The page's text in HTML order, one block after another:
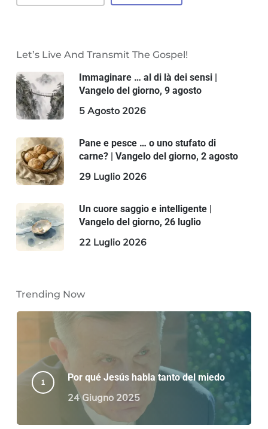
Let’s Live And Transmit The Gospel!
Immaginare … al di là dei sensi |
Vangelo del giorno, 9 agosto
5 Agosto 2026
Pane e pesce … o uno stufato di
carne? | Vangelo del giorno, 2 agosto
29 Luglio 2026
Un cuore saggio e intelligente |
Vangelo del giorno, 26 luglio
22 Luglio 2026
Trending Now
Por qué Jesús habla tanto del miedo
24 Giugno 2025